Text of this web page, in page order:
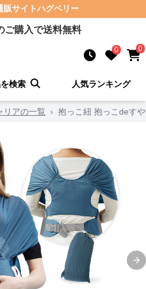
販サイトハグベリー
ご購入で送料無料
0 0
検索 人気ランキング
リアの一覧 › 抱っこ紐 抱っこdeす